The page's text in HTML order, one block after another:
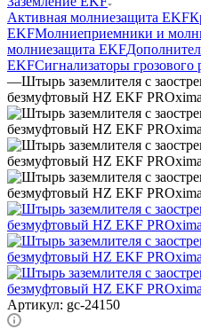
Активная молниезащита EKF
EKFМолниеприемники и
молниезащита EKF
EKFСигнализаторы грозового
—Штырь заземлителя с
безмуфтовый HZ EKF PROxima
Артикул: gc-24150